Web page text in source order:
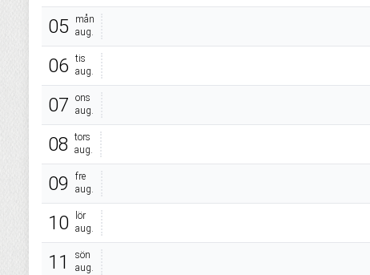
05
mån
aug.
06
tis
aug.
07
ons
aug.
08
tors
aug.
09
fre
aug.
10
lör
aug.
11
sön
aug.